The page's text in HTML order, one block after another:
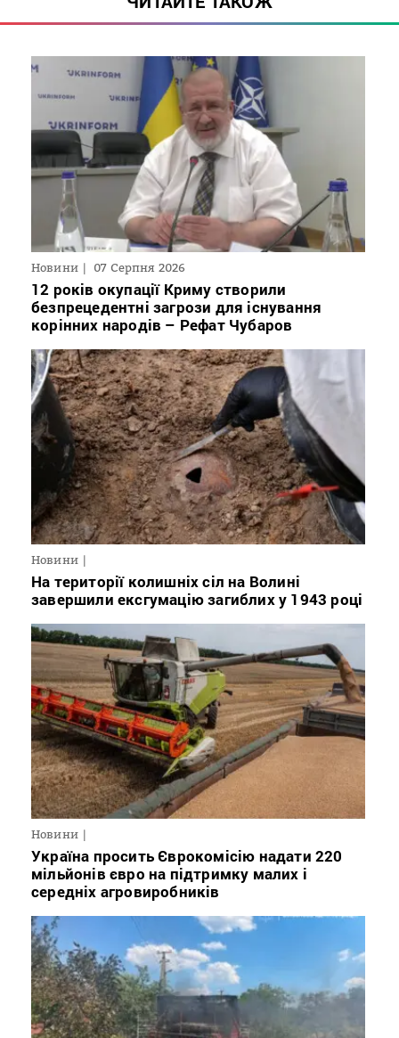
Новини 07 Серпня 2026
12 років окупації Криму створили
безпрецедентні загрози для існування
корінних народів – Рефат Чубаров
Новини
На території колишніх сіл на Волині
завершили ексгумацію загиблих у 1943 році
Новини
Україна просить Єврокомісію надати 220
мільйонів євро на підтримку малих і
середніх агровиробників